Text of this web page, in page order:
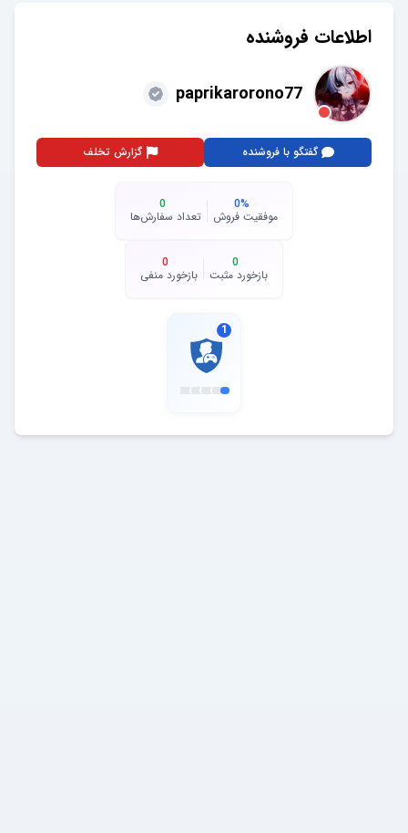
اطلاعات فروشنده
paprikarorono77
گفتگو با فروشنده گزارش تخلف
0%
موفقیت فروش
0
تعداد سفارش‌ها
0
بازخورد مثبت
0
بازخورد منفی
1